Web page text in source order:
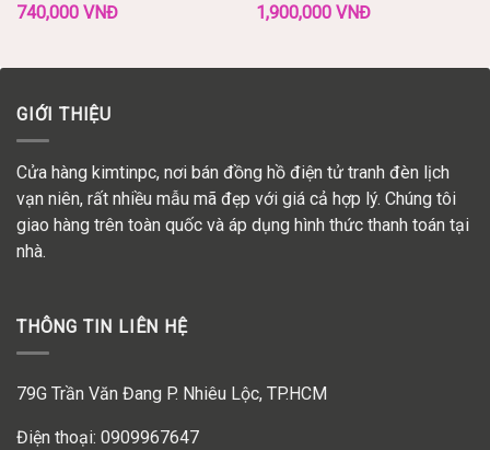
740,000 VNĐ
1,900,000 VNĐ
GIỚI THIỆU
Cửa hàng kimtinpc, nơi bán đồng hồ điện tử tranh đèn lịch
vạn niên, rất nhiều mẫu mã đẹp với giá cả hợp lý. Chúng tôi
giao hàng trên toàn quốc và áp dụng hình thức thanh toán tại
nhà.
THÔNG TIN LIÊN HỆ
79G Trần Văn Đang P. Nhiêu Lộc, TP.HCM
Điện thoại: 0909967647